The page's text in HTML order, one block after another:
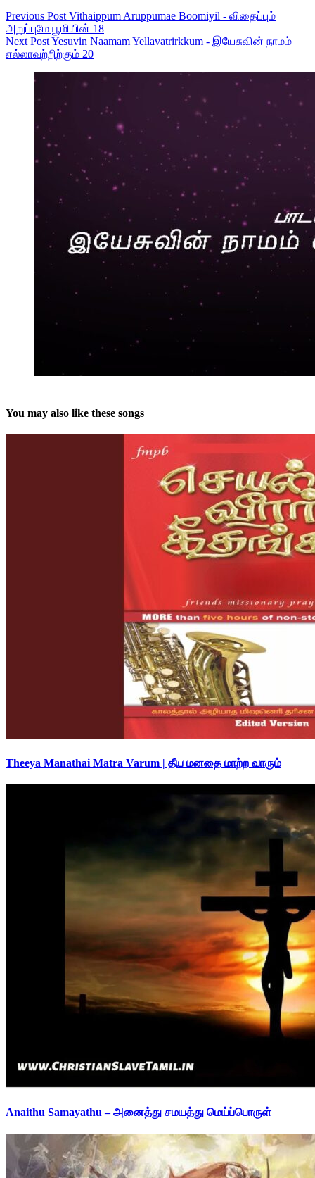
Previous Post Vithaippum Aruppumae Boomiyil - விதைப்பும்
அறுப்புமே பூமியின் 18
Next PostYesuvin Naamam Yellavatrirkkum - இயேசுவின் நாமம்
எல்லாவற்றிற்கும் 20
You may also like these songs
Theeya Manathai Matra Varum | தீய மனதை மாற்ற வாரும்
Anaithu Samayathu – அனைத்து சமயத்து மெய்ப்பொருள்